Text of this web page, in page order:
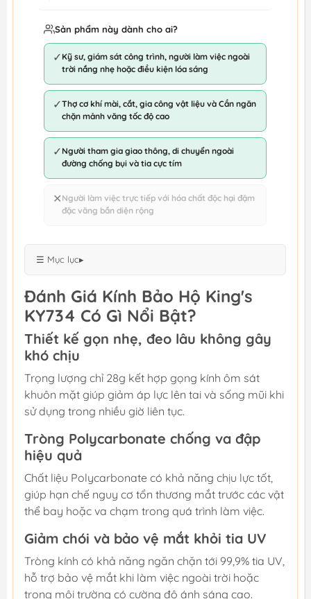
Sản phẩm này dành cho ai?
✓ Kỹ sư, giám sát công trình, người làm việc ngoài
trời nắng nhẹ hoặc điều kiện lóa sáng
✓Thợ cơ khí mài, cắt, gia công vật liệu và Cần ngăn
chặn mảnh văng tốc độ cao
✓ Người tham gia giao thông, di chuyển ngoài
đường chống bụi và tia cực tím
✕ Người làm việc trực tiếp với hóa chất độc hại đậm
đặc văng bắn diện rộng
☰ Mục lục▸
Đánh Giá Kính Bảo Hộ King's
KY734 Có Gì Nổi Bật?
Thiết kế gọn nhẹ, đeo lâu không gây
khó chịu
Trọng lượng chỉ 28g kết hợp gọng kính ôm sát
khuôn mặt giúp giảm áp lực lên tai và sống mũi khi
sử dụng trong nhiều giờ liên tục.
Tròng Polycarbonate chống va đập
hiệu quả
Chất liệu Polycarbonate có khả năng chịu lực tốt,
giúp hạn chế nguy cơ tổn thương mắt trước các vật
thể bay hoặc va chạm trong quá trình làm việc.
Giảm chói và bảo vệ mắt khỏi tia UV
Tròng kính có khả năng ngăn chặn tới 99,9% tia UV,
hỗ trợ bảo vệ mắt khi làm việc ngoài trời hoặc
trong môi trường có cường độ ánh sáng cao.